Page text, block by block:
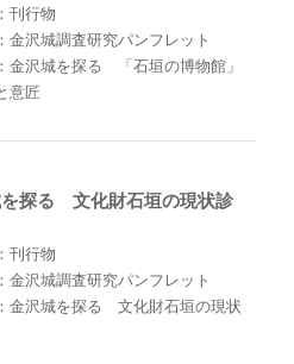
刊行物
金沢城調査研究パンフレット
金沢城を探る 「石垣の博物館」
意匠
探る 文化財石垣の現状診
刊行物
金沢城調査研究パンフレット
金沢城を探る 文化財石垣の現状